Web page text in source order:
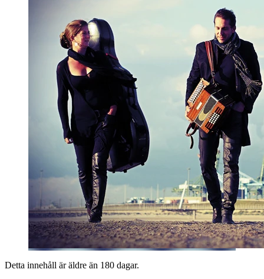
Detta innehåll är äldre än 180 dagar.